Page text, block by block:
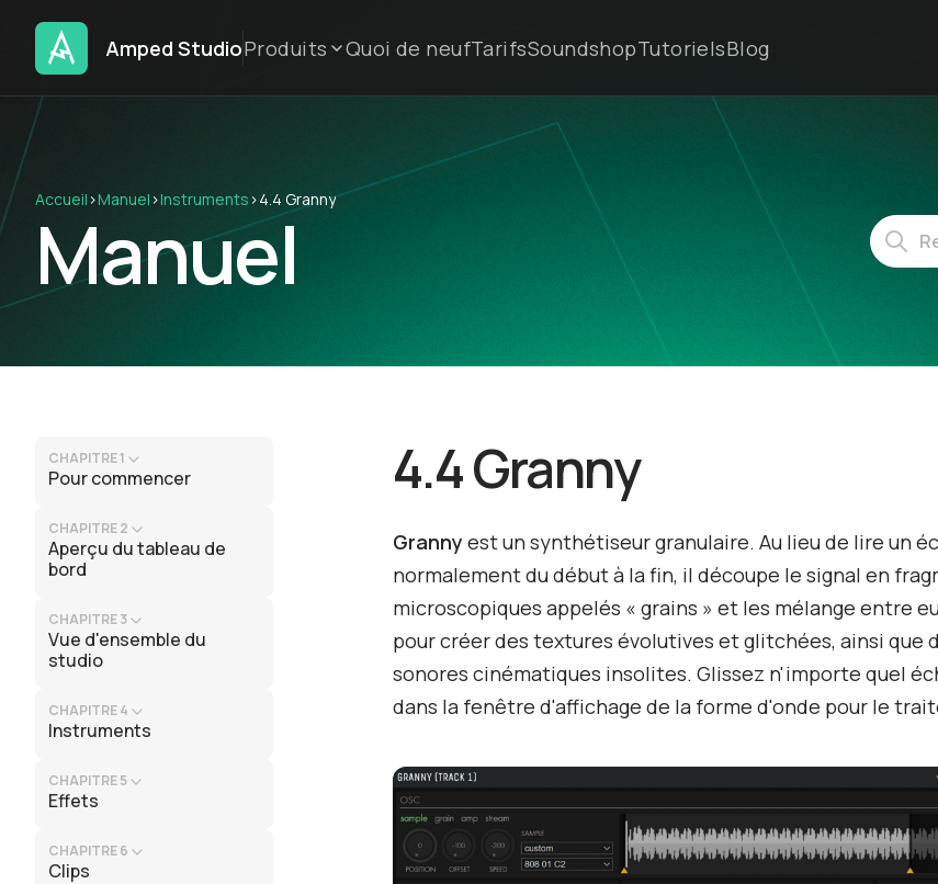
Amped StudioProduits Quoi de neufTarifsSoundshopTutorielsBlog
Accueil ›Manuel ›Instruments›4.4 Granny
Manuel
CHAPITRE 1
Pour commencer
CHAPITRE 2
Aperçu du tableau de
bord
CHAPITRE 3
Vue d'ensemble du
studio
CHAPITRE 4
Instruments
CHAPITRE 5
Effets
CHAPITRE 6
Clips
4.4 Granny
Granny est un synthétiseur granulaire. Au lieu de lire un
normalement du début à la fin, il découpe le signal en
microscopiques appelés « grains » et les mélange entre
pour créer des textures évolutives et glitchées, ainsi que
sonores cinématiques insolites. Glissez n'importe quel
dans la fenêtre d'affichage de la forme d'onde pour le